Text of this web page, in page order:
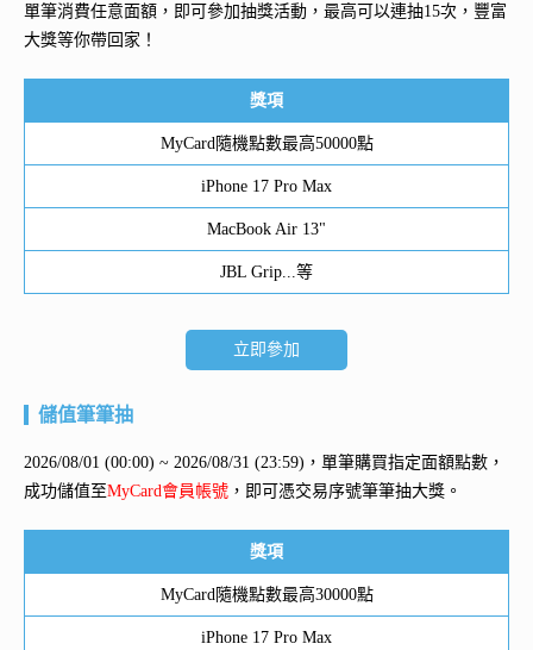
單筆消費任意面額，即可參加抽獎活動，最高可以連抽15次，豐富
大獎等你帶回家！
獎項
MyCard隨機點數最高50000點
iPhone 17 Pro Max
MacBook Air 13"
JBL Grip...等
立即參加
儲值筆筆抽
2026/08/01 (00:00) ~ 2026/08/31 (23:59)，單筆購買指定面額點數，
成功儲值至MyCard會員帳號 ，即可憑交易序號筆筆抽大獎。
獎項
MyCard隨機點數最高30000點
iPhone 17 Pro Max